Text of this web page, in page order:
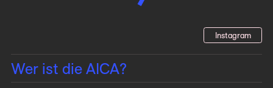
Instagram
Wer ist die AICA?